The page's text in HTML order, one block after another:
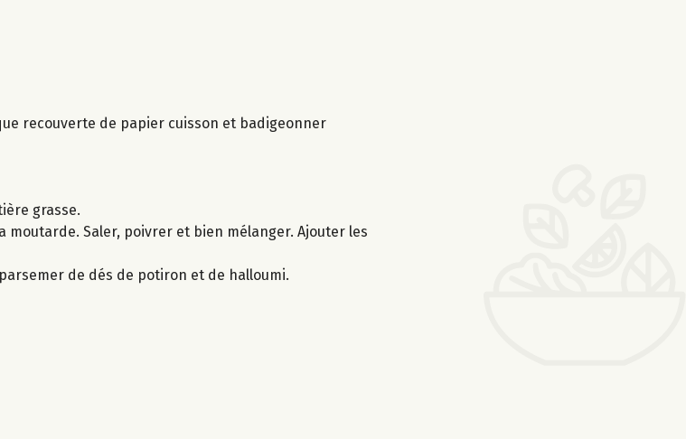
recouverte de papier cuisson et badigeonner
grasse.
moutarde. Saler, poivrer et bien mélanger. Ajouter les
de dés de potiron et de halloumi.